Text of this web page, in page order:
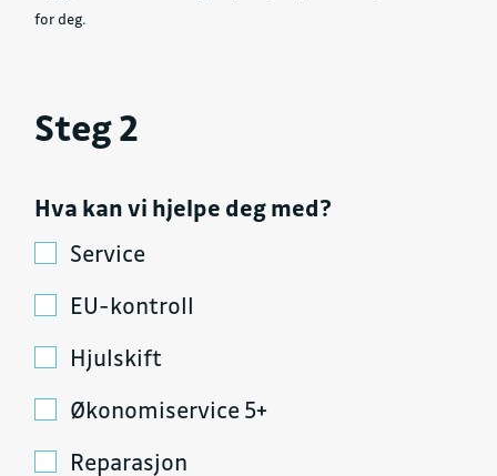
for deg.
Steg 2
Hva kan vi hjelpe deg med?
Service
EU-kontroll
Hjulskift
Økonomiservice 5+
Reparasjon